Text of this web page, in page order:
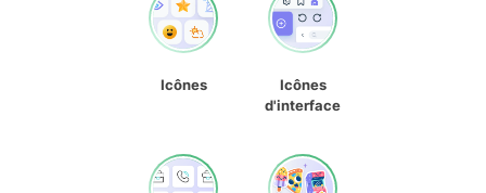
Icônes
Icônes
d'interface